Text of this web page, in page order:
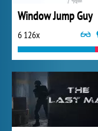
Window Jump Guy
6 126x